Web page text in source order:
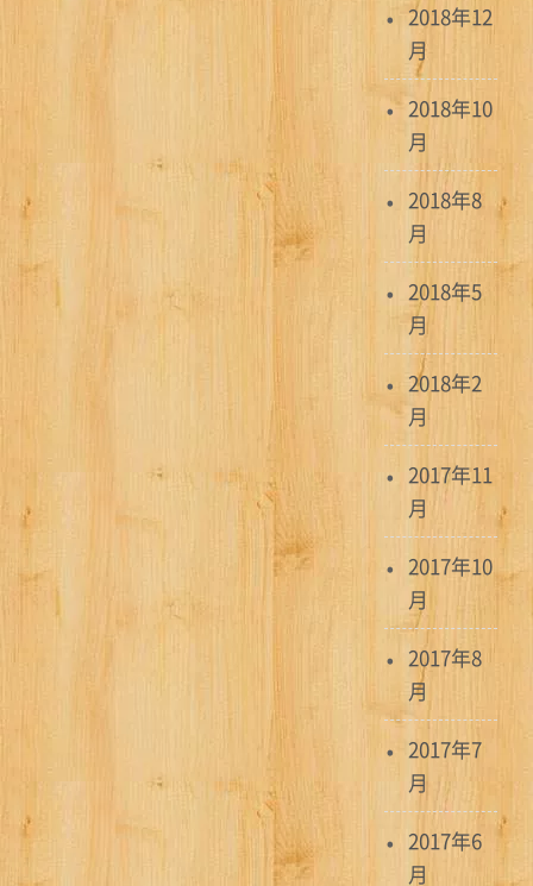
2018年12
月
2018年10
月
2018年8
月
2018年5
月
2018年2
月
2017年11
月
2017年10
月
2017年8
月
2017年7
月
2017年6
月